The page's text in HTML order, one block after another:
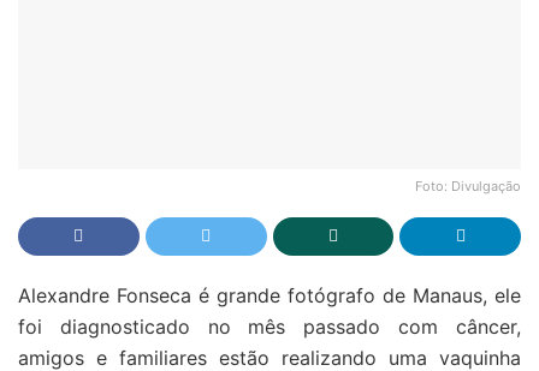
Foto: Divulgação
Alexandre Fonseca é grande fotógrafo de Manaus, ele
foi diagnosticado no mês passado com câncer,
amigos e familiares estão realizando uma vaquinha